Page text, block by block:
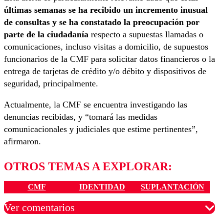
últimas semanas se ha recibido un incremento inusual
de consultas y se ha constatado la preocupación por
parte de la ciudadanía respecto a supuestas llamadas o
comunicaciones, incluso visitas a domicilio, de supuestos
funcionarios de la CMF para solicitar datos financieros o la
entrega de tarjetas de crédito y/o débito y dispositivos de
seguridad, principalmente.
Actualmente, la CMF se encuentra investigando las
denuncias recibidas, y “tomará las medidas
comunicacionales y judiciales que estime pertinentes”,
afirmaron.
OTROS TEMAS A EXPLORAR:
CMF IDENTIDAD SUPLANTACIÓN
Ver comentarios